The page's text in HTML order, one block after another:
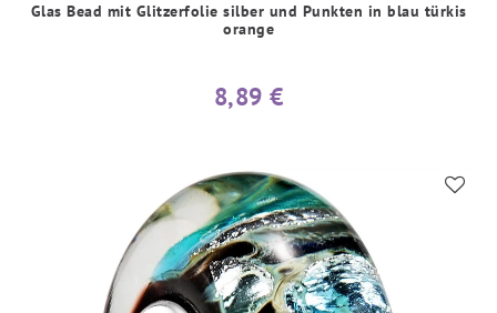
Glas Bead mit Glitzerfolie silber und Punkten in blau türkis
orange
8,89 €